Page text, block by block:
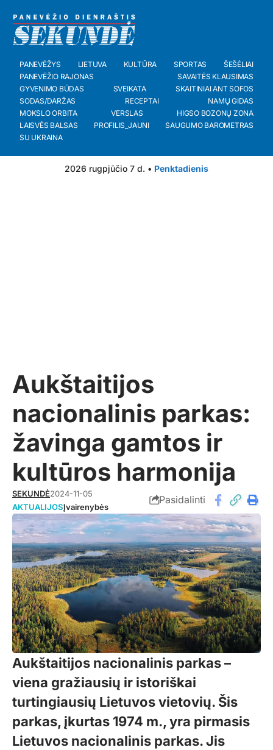
PANEVĖŽYS LIETUVA KULTŪRA SPORTAS
ŠEŠĖLIAI
PANEVĖŽIO RAJONAS
SAVAITĖS KLAUSIMAS
GYVENIMO BŪDAS
SVEIKATA
SKAITINIAI ANT SOFOS
SODAS/DARŽAS
RECEPTAI
NAMŲ GIDAS
MOKSLO ORBITA
VERSLAS
HIGSO BOZONŲ ZONA
LAISVĖS BALSAS
PROFILIS_JAUNI
SAUGUMO BAROMETRAS
SU UKRAINA
2026 rugpjūčio 7 d. • Penktadienis
Aukštaitijos
nacionalinis parkas:
žavinga gamtos ir
kultūros harmonija
SEKUNDĖ2024-11-05
AKTUALIJOSĮvairenybės
Pasidalinti
Aukštaitijos nacionalinis parkas –
viena gražiausių ir istoriškai
turtingiausių Lietuvos vietovių. Šis
parkas, įkurtas 1974 m., yra pirmasis
Lietuvos nacionalinis parkas. Jis